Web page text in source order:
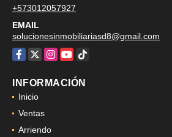
+573012057927
EMAIL
solucionesinmobiliariasd8@gmail.com
Facebook
X Instagram
YouTube
TikTok
INFORMACIÓN
Inicio
Ventas
Arriendo